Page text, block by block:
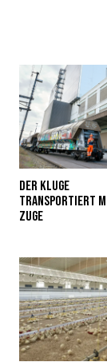
DER KLUGE
TRANSPORTIERT
ZUGE